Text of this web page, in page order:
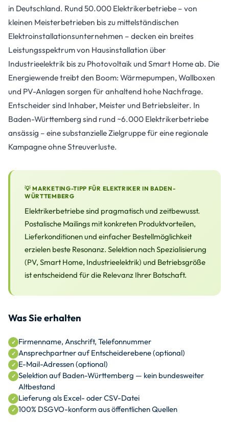
in Deutschland. Rund 50.000 Elektrikerbetriebe – von
kleinen Meisterbetrieben bis zu mittelständischen
Elektroinstallationsunternehmen – decken ein breites
Leistungsspektrum von Hausinstallation über
Industrieelektrik bis zu Photovoltaik und Smart Home ab. Die
Energiewende treibt den Boom: Wärmepumpen, Wallboxen
und PV-Anlagen sorgen für anhaltend hohe Nachfrage.
Entscheider sind Inhaber, Meister und Betriebsleiter. In
Baden-Württemberg sind rund ~6.000 Elektrikerbetriebe
ansässig – eine substanzielle Zielgruppe für eine regionale
Kampagne ohne Streuverluste.
💡 MARKETING-TIPP FÜR ELEKTRIKER IN BADEN-
WÜRTTEMBERG
Elektrikerbetriebe sind pragmatisch und zeitbewusst.
Postalische Mailings mit konkreten Produktvorteilen,
Lieferkonditionen und einfacher Bestellmöglichkeit
erzielen beste Resonanz. Selektion nach Spezialisierung
(PV, Smart Home, Industrieelektrik) und Betriebsgröße
ist entscheidend für die Relevanz Ihrer Botschaft.
Was Sie erhalten
Firmenname, Anschrift, Telefonnummer
Ansprechpartner auf Entscheiderebene (optional)
E-Mail-Adressen (optional)
Selektion auf Baden-Württemberg — kein bundesweiter
Altbestand
Lieferung als Excel- oder CSV-Datei
100% DSGVO-konform aus öffentlichen Quellen